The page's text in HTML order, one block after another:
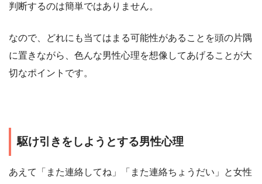
判断するのは簡単ではありません。
なので、どれにも当てはまる可能性があることを頭の片隅
に置きながら、色んな男性心理を想像してあげることが大
切なポイントです。
駆け引きをしようとする男性心理
あえて「また連絡してね」「また連絡ちょうだい」と女性